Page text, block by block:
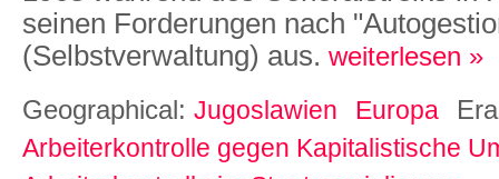
seinen Forderungen nach
(Selbstverwaltung) aus. weiterlesen »
Geographical: Jugoslawien Europa
Arbeiterkontrolle gegen Kapitalistische